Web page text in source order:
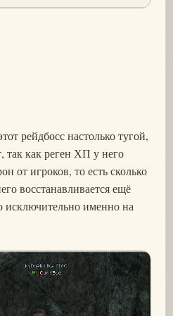
рейдбосс настолько тугой,
так как реген ХП у него
от игроков, то есть сколько
восстанавливается ещё
исключительно именно на